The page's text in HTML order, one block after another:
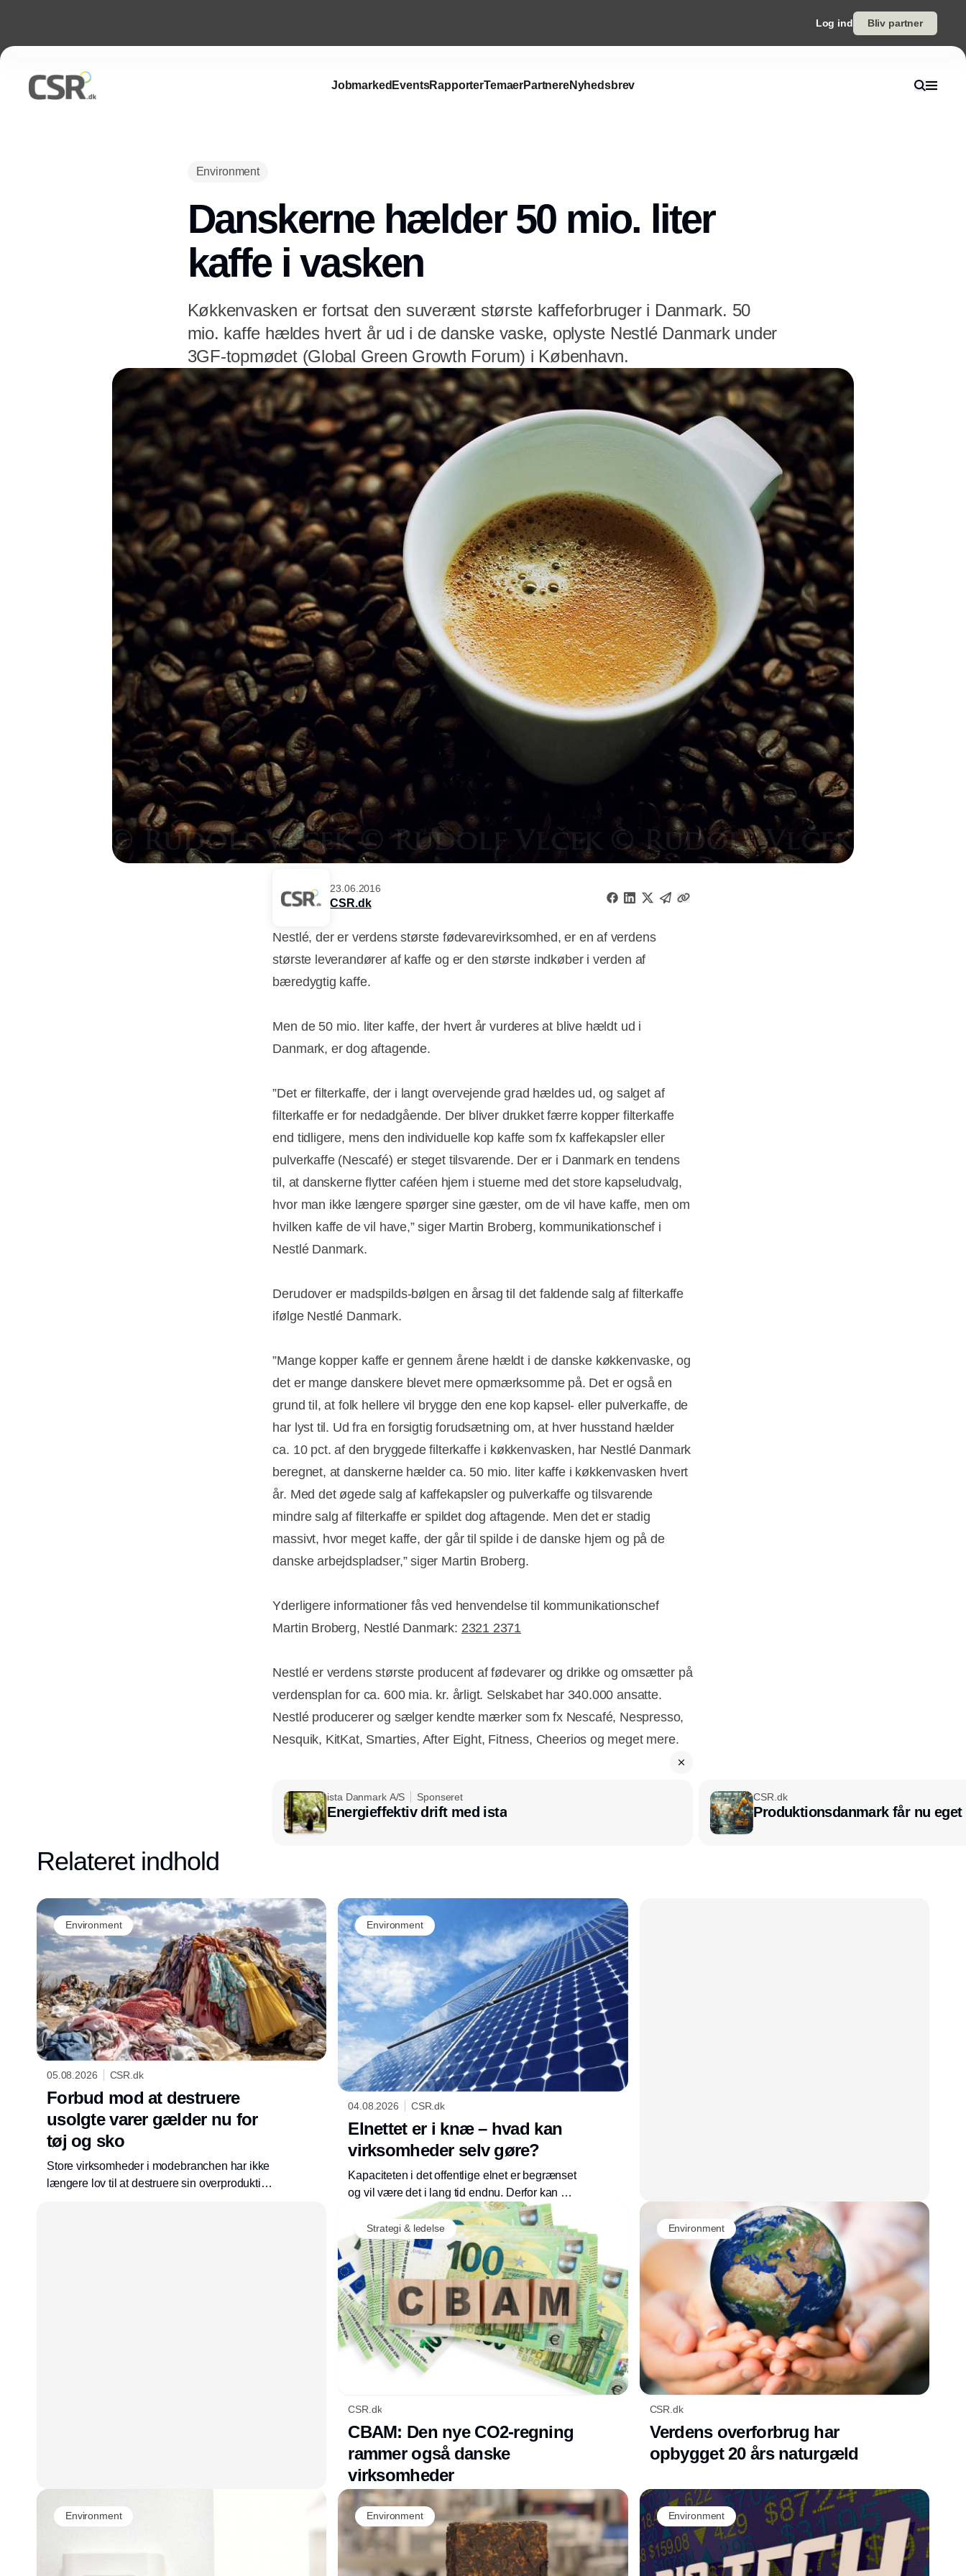
Log ind Bliv partner
Jobmarked EventsRapporterTemaerPartnereNyhedsbrev
Environment
Danskerne hælder 50 mio. liter
kaffe i vasken
Køkkenvasken er fortsat den suverænt største kaffeforbruger i Danmark. 50
mio. kaffe hældes hvert år ud i de danske vaske, oplyste Nestlé Danmark under
3GF-topmødet (Global Green Growth Forum) i København.
23.06.2016
CSR.dk
Nestlé, der er verdens største fødevarevirksomhed, er en af verdens
største leverandører af kaffe og er den største indkøber i verden af
bæredygtig kaffe.
Men de 50 mio. liter kaffe, der hvert år vurderes at blive hældt ud i
Danmark, er dog aftagende.
”Det er filterkaffe, der i langt overvejende grad hældes ud, og salget af
filterkaffe er for nedadgående. Der bliver drukket færre kopper filterkaffe
end tidligere, mens den individuelle kop kaffe som fx kaffekapsler eller
pulverkaffe (Nescafé) er steget tilsvarende. Der er i Danmark en tendens
til, at danskerne flytter caféen hjem i stuerne med det store kapseludvalg,
hvor man ikke længere spørger sine gæster, om de vil have kaffe, men om
hvilken kaffe de vil have,” siger Martin Broberg, kommunikationschef i
Nestlé Danmark.
Derudover er madspilds-bølgen en årsag til det faldende salg af filterkaffe
ifølge Nestlé Danmark.
”Mange kopper kaffe er gennem årene hældt i de danske køkkenvaske, og
det er mange danskere blevet mere opmærksomme på. Det er også en
grund til, at folk hellere vil brygge den ene kop kapsel- eller pulverkaffe, de
har lyst til. Ud fra en forsigtig forudsætning om, at hver husstand hælder
ca. 10 pct. af den bryggede filterkaffe i køkkenvasken, har Nestlé Danmark
beregnet, at danskerne hælder ca. 50 mio. liter kaffe i køkkenvasken hvert
år. Med det øgede salg af kaffekapsler og pulverkaffe og tilsvarende
mindre salg af filterkaffe er spildet dog aftagende. Men det er stadig
massivt, hvor meget kaffe, der går til spilde i de danske hjem og på de
danske arbejdspladser,” siger Martin Broberg.
Yderligere informationer fås ved henvendelse til kommunikationschef
Martin Broberg, Nestlé Danmark: 2321 2371
Nestlé er verdens største producent af fødevarer og drikke og omsætter på
verdensplan for ca. 600 mia. kr. årligt. Selskabet har 340.000 ansatte.
Nestlé producerer og sælger kendte mærker som fx Nescafé, Nespresso,
Nesquik, KitKat, Smarties, After Eight, Fitness, Cheerios og meget mere.
Annonce
ista Danmark A/S Sponseret
Energieffektiv drift med ista
CSR.dk
Produktionsdanmark får nu eget
Relateret indhold
Environment
05.08.2026 CSR.dk
Forbud mod at destruere
usolgte varer gælder nu for
tøj og sko
Store virksomheder i modebranchen har ikke
længere lov til at destruere sin overproduktion.
Environment
04.08.2026 CSR.dk
Elnettet er i knæ – hvad kan
virksomheder selv gøre?
Kapaciteten i det offentlige elnet er begrænset
og vil være det i lang tid endnu. Derfor kan det
være en god idé at reducere sin afhængighed
af elnettet. For eksempel med solceller og en
batteriløsning, der også vil hjælpe den grønne
omstilling.
Strategi & ledelse
CSR.dk
CBAM: Den nye CO2-regning
rammer også danske
virksomheder
Environment
CSR.dk
Verdens overforbrug har
opbygget 20 års naturgæld
Environment Environment Environment